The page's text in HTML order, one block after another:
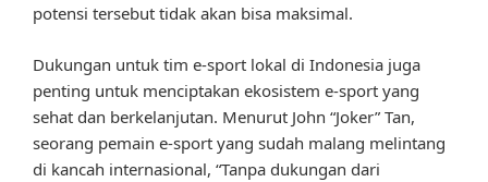
potensi tersebut tidak akan bisa maksimal.
Dukungan untuk tim e-sport lokal di Indonesia juga
penting untuk menciptakan ekosistem e-sport yang
sehat dan berkelanjutan. Menurut John “Joker” Tan,
seorang pemain e-sport yang sudah malang melintang
di kancah internasional, “Tanpa dukungan dari